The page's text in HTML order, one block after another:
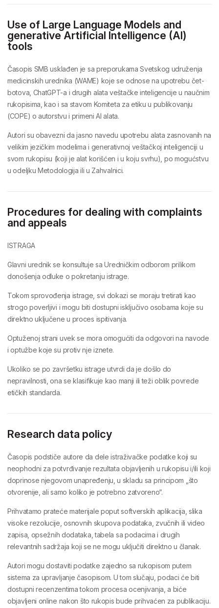
Use of Large Language Models and
generative Artificial Intelligence (AI)
tools
Časopis SMB usklađen je sa preporukamaSvetskog udruženja
medicinskih urednika (WAME) koje se odnose na upotrebu čet-
botova, ChatGPT-a i drugih alata veštačke inteligencije u naučnim
rukopisima , kao i sa stavom Komiteta za etiku u publikovanju
(COPE) o autorstvu i primeni AI alata.
Autori su obavezni dajasno navedu upotrebu alata zasnovanih na
velikim jezičkim modelima i generativnoj veštačkoj inteligenciji u
svom rukopisu (koji je alat korišćen i u koju svrhu), po mogućstvu
uodeljku Metodologija ili u Zahvalnici.
Procedures for dealing with complaints
and appeals
ISTRAGA
Glavni urednik se konsultuje saUredničkim odborom prilikom
donošenja odluke o pokretanju istrage.
Tokom sprovođenja istrage, svi dokazi se moraju tretirati kao
strogo poverljivi i mogu biti dostupni isključivo osobama koje su
direktno uključene u proces ispitivanja.
Optuženoj strani uvek se mora omogućiti da odgovori na navode
i optužbe koje su protiv nje iznete.
Ukoliko se po završetku istrage utvrdi da je došlo do
nepravilnosti, ona se klasifikuje kao manji iliteži oblik povrede
etičkih standarda.
Research data policy
Časopis podstiče autore da deleistraživačke podatke koji su
neophodni za potvrđivanje rezultata objavljenih u rukopisu i/ili koji
doprinose njegovom unapređenju, u skladu sa principom
„što
otvorenije, ali samo koliko je potrebno zatvoreno“.
Prihvatamo prateće materijale poputsoftverskih aplikacija ,slika
visoke rezolucije ,osnovnih skupova podataka zvučnih ili video
zapisa opsežnih dodataka ,tabela sa podacima i drugih
relevantnih sadržaja koji se ne mogu uključiti direktno u članak.
Autori mogu dostaviti podatke zajedno sa rukopisom putem
sistema za upravljanje časopisom. U tom slučaju, podaci će biti
dostupni recenzentima tokom procesa ocenjivanja, a biće
objavljeni online nakon što rukopis bude prihvaćen za publikaciju.